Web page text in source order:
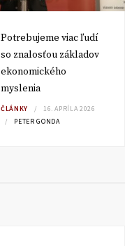
Potrebujeme viac ľudí
so znalosťou základov
ekonomického
myslenia
ČLÁNKY
16. APRÍLA 2026
PETER GONDA